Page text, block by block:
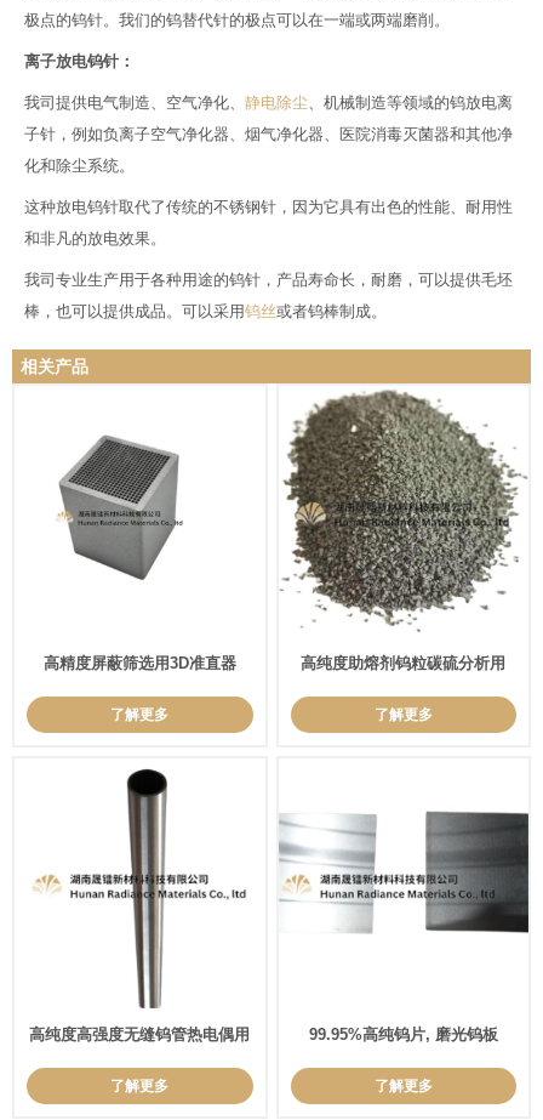
极点的钨针。我们的钨替代针的极点可以在一端或两端磨削。
离子放电钨针：
我司提供电气制造、空气净化、 静电除尘、机械制造等领域的钨放电离
子针，例如负离子空气净化器、烟气净化器、医院消毒灭菌器和其他净
化和除尘系统。
这种放电钨针取代了传统的不锈钢针，因为它具有出色的性能、耐用性
和非凡的放电效果。
我司专业生产用于各种用途的钨针，产品寿命长，耐磨，可以提供毛坯
棒，也可以提供成品。可以采用钨丝或者钨棒制成。
相关产品
高精度屏蔽筛选用​​3D准直器
了解更多
高纯度助熔剂钨粒碳硫分析用
了解更多
高纯度高强度无缝钨管热电偶用
了解更多
99.95%高纯钨片, 磨光钨板
了解更多